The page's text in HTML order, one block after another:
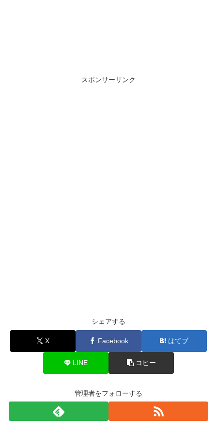
スポンサーリンク
シェアする
X Facebook はてブ
LINE コピー
管理者をフォローする